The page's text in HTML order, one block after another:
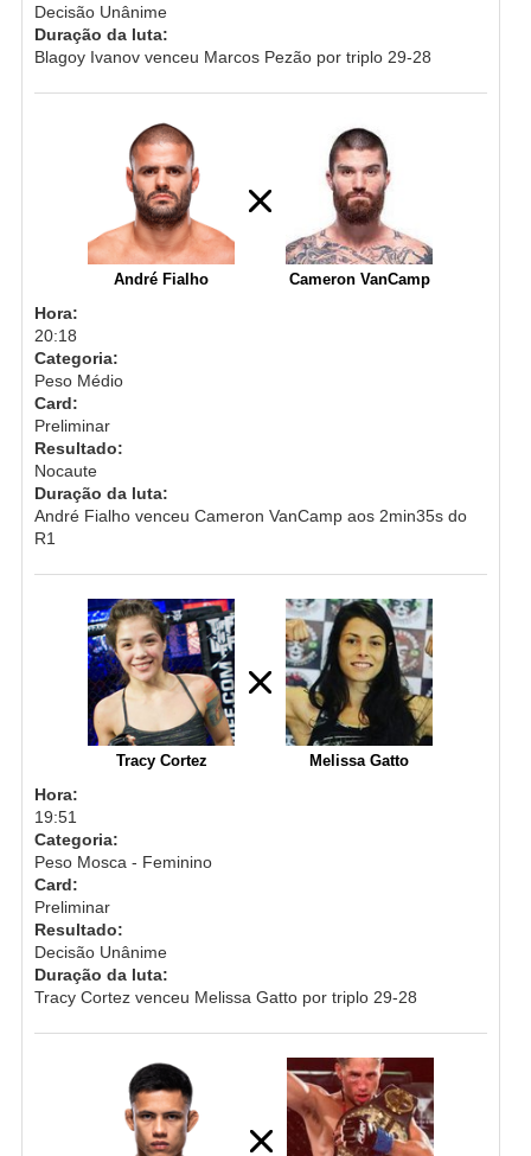
Decisão Unânime
Duração da luta:
Blagoy Ivanov venceu Marcos Pezão por triplo 29-28
André Fialho Cameron VanCamp
Hora:
20:18
Categoria:
Peso Médio
Card:
Preliminar
Resultado:
Nocaute
Duração da luta:
André Fialho venceu Cameron VanCamp aos 2min35s do
R1
Tracy Cortez Melissa Gatto
Hora:
19:51
Categoria:
Peso Mosca - Feminino
Card:
Preliminar
Resultado:
Decisão Unânime
Duração da luta:
Tracy Cortez venceu Melissa Gatto por triplo 29-28